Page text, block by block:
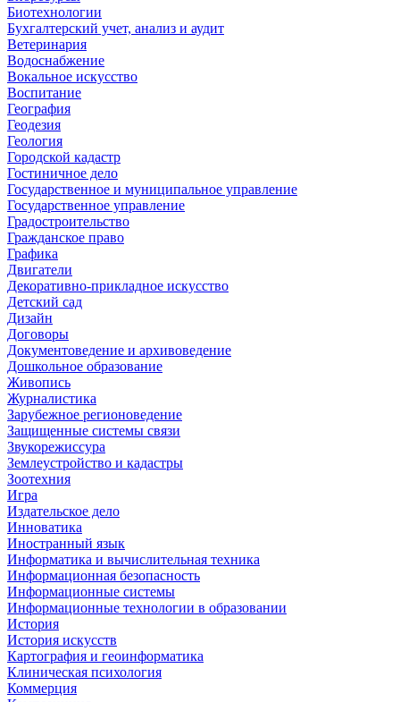
Биотехнологии
Бухгалтерский учет, анализ и аудит
Ветеринария
Водоснабжение
Вокальное искусство
Воспитание
География
Геодезия
Геология
Городской кадастр
Гостиничное дело
Государственное и муниципальное управление
Государственное управление
Градостроительство
Гражданское право
Графика
Двигатели
Декоративно-прикладное искусство
Детский сад
Дизайн
Договоры
Документоведение и архивоведение
Дошкольное образование
Живопись
Журналистика
Зарубежное регионоведение
Защищенные системы связи
Звукорежиссура
Землеустройство и кадастры
Зоотехния
Игра
Издательское дело
Инноватика
Иностранный язык
Информатика и вычислительная техника
Информационная безопасность
Информационные системы
Информационные технологии в образовании
История
История искусств
Картография и геоинформатика
Клиническая психология
Коммерция